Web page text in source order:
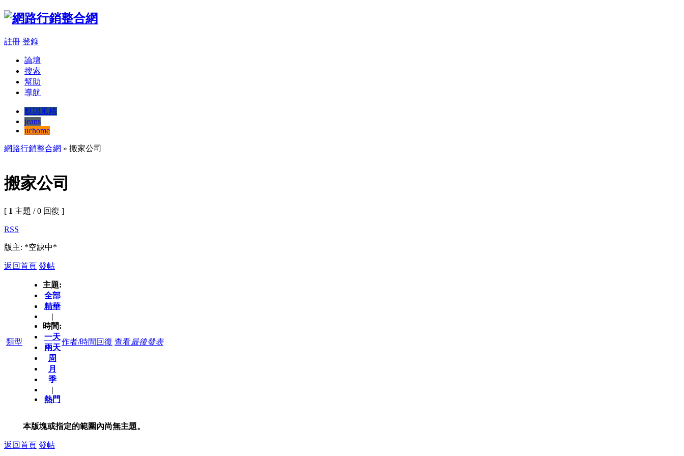
註冊 登錄
論壇
搜索
幫助
導航
默認風格
jeans
uchome
網路行銷整合網 » 搬家公司
搬家公司
[ 1 主題 / 0 回復 ]
RSS
版主: *空缺中*
返回首頁 發帖
類型
主題:
全部
精華
|
時間:
一天
兩天
周
月
季
|
熱門
作者/時間 回復 查看最後發表
本版塊或指定的範圍內尚無主題。
返回首頁 發帖